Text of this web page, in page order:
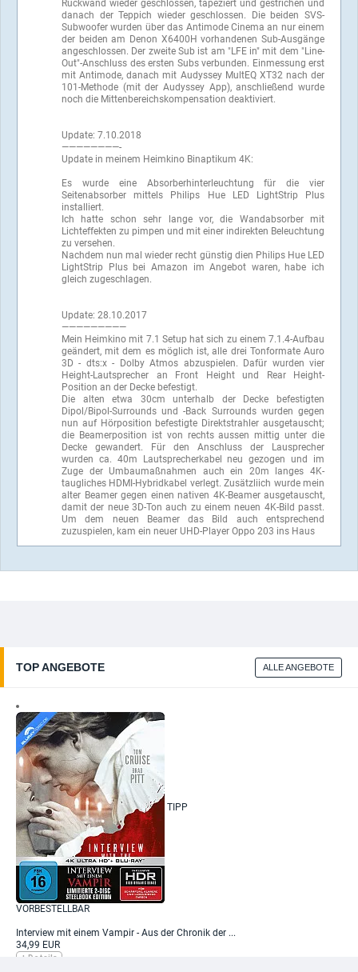
Rückwand wieder geschlossen, tapeziert und gestrichen und
danach der Teppich wieder geschlossen. Die beiden SVS-
Subwoofer wurden über das Antimode Cinema an nur einem
der beiden am Denon X6400H vorhandenen Sub-Ausgänge
angeschlossen. Der zweite Sub ist am "LFE in" mit dem "Line-
Out"-Anschluss des ersten Subs verbunden. Einmessung erst
mit Antimode, danach mit Audyssey MultEQ XT32 nach der
101-Methode (mit der Audyssey App), anschließend wurde
noch die Mittenbereichskompensation deaktiviert.
Update: 7.10.2018
————————-
Update in meinem Heimkino Binaptikum 4K:
Es wurde eine Absorberhinterleuchtung für die vier
Seitenabsorber mittels Philips Hue LED LightStrip Plus
installiert.
Ich hatte schon sehr lange vor, die Wandabsorber mit
Lichteffekten zu pimpen und mit einer indirekten Beleuchtung
zu versehen.
Nachdem nun mal wieder recht günstig dien Philips Hue LED
LightStrip Plus bei Amazon im Angebot waren, habe ich
gleich zugeschlagen.
Update: 28.10.2017
—————————
Mein Heimkino mit 7.1 Setup hat sich zu einem 7.1.4-Aufbau
geändert, mit dem es möglich ist, alle drei Tonformate Auro
3D - dts:x - Dolby Atmos abzuspielen. Dafür wurden vier
Height-Lautsprecher an Front Height und Rear Height-
Position an der Decke befestigt.
Die alten etwa 30cm unterhalb der Decke befestigten
Dipol/Bipol-Surrounds und -Back Surrounds wurden gegen
nun auf Hörposition befestigte Direktstrahler ausgetauscht;
die Beamerposition ist von rechts aussen mittig unter die
Decke gewandert. Für den Anschluss der Lausprecher
wurden ca. 40m Lautsprecherkabel neu gezogen und im
Zuge der Umbaumaßnahmen auch ein 20m langes 4K-
taugliches HDMI-Hybridkabel verlegt. Zusätzliich wurde mein
alter Beamer gegen einen nativen 4K-Beamer ausgetauscht,
damit der neue 3D-Ton auch zu einem neuen 4K-Bild passt.
Um dem neuen Beamer das Bild auch entsprechend
zuzuspielen, kam ein neuer UHD-Player Oppo 203 ins Haus
TOP ANGEBOTE ALLE ANGEBOTE
TIPP
VORBESTELLBAR
Interview mit einem Vampir - Aus der Chronik der ...
34,99 EUR
+ Details